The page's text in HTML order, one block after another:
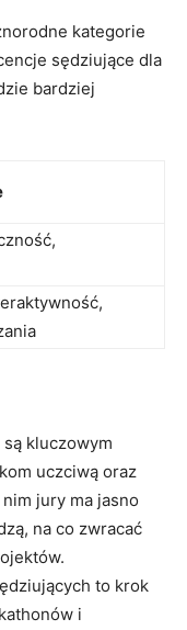
‍kategorie
sędziujące dla
bardziej
kluczowym
uczciwą⁤ oraz
jury ma jasno
na co zwracać
to⁢ krok
i